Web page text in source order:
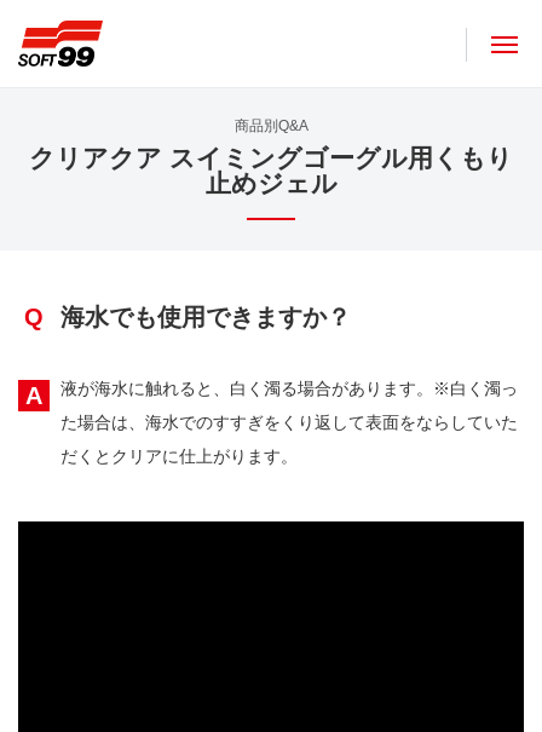
商品別Q&A
クリアクア スイミングゴーグル用くもり
止めジェル
Q 海水でも使用できますか？
A
液が海水に触れると、白く濁る場合があります。※白く濁っ
た場合は、海水でのすすぎをくり返して表面をならしていた
だくとクリアに仕上がります。